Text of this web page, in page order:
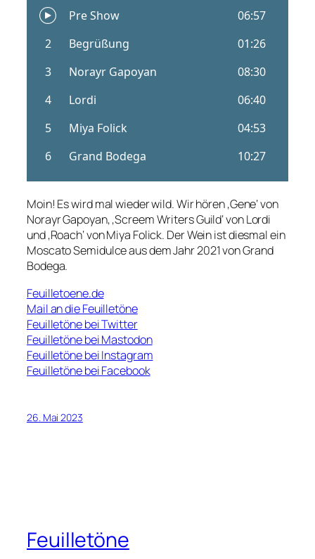
Moin! Es wird mal wieder wild. Wir hören ‚Gene‘ von
Norayr Gapoyan, ‚Screem Writers Guild‘ von Lordi
und ‚Roach‘ von Miya Folick. Der Wein ist diesmal ein
Moscato Semidulce aus dem Jahr 2021 von Grand
Bodega.
Feuilletoene.de
Mail an die Feuilletöne
Feuilletöne bei Twitter
Feuilletöne bei Mastodon
Feuilletöne bei Instagram
Feuilletöne bei Facebook
26. Mai 2023
Feuilletöne